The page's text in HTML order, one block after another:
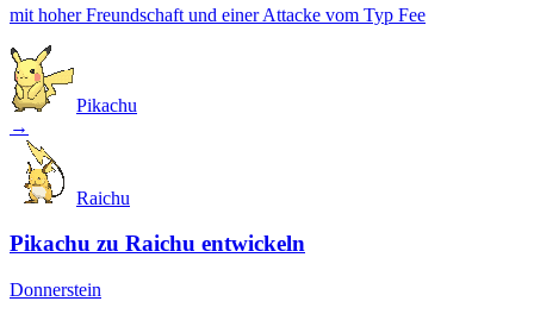
mit hoher Freundschaft und einer Attacke vom Typ Fee
Pikachu
→
Raichu
Pikachu zu Raichu entwickeln
Donnerstein